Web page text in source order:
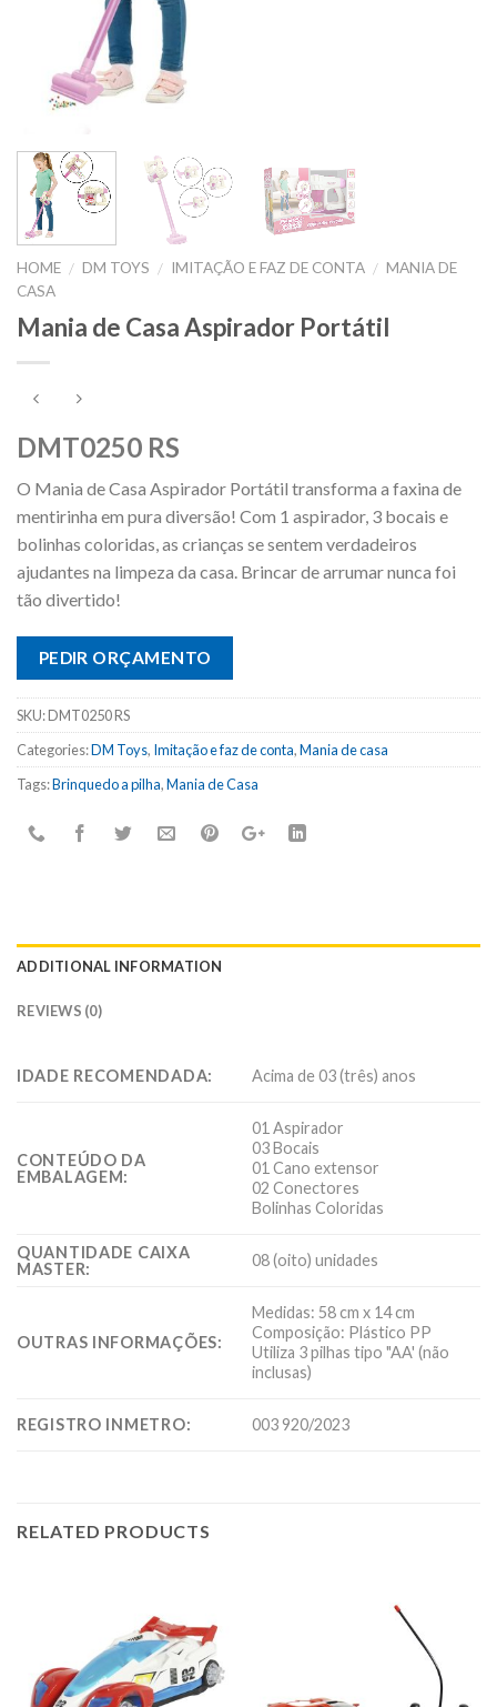
HOME / DM TOYS / IMITAÇÃO E FAZ DE CONTA / MANIA DE
CASA
Mania de Casa Aspirador Portátil
DMT0250 RS
O Mania de Casa Aspirador Portátil transforma a faxina de
mentirinha em pura diversão! Com 1 aspirador, 3 bocais e
bolinhas coloridas, as crianças se sentem verdadeiros
ajudantes na limpeza da casa. Brincar de arrumar nunca foi
tão divertido!
PEDIR ORÇAMENTO
SKU:DMT0250 RS
Categories:DM Toys, Imitação e faz de conta,Mania de casa
Tags:Brinquedo a pilha,Mania de Casa
ADDITIONAL INFORMATION
REVIEWS (0)
IDADE RECOMENDADA: Acima de 03 (três) anos
CONTEÚDO DA
EMBALAGEM:
01 Aspirador
03 Bocais
01 Cano extensor
02 Conectores
Bolinhas Coloridas
QUANTIDADE CAIXA
MASTER:
08 (oito) unidades
OUTRAS INFORMAÇÕES:
Medidas: 58 cm x 14 cm
Composição: Plástico PP
Utiliza 3 pilhas tipo "AA' (não
inclusas)
REGISTRO INMETRO: 003 920/2023
RELATED PRODUCTS